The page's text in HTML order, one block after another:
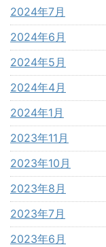
2024年7月
2024年6月
2024年5月
2024年4月
2024年1月
2023年11月
2023年10月
2023年8月
2023年7月
2023年6月